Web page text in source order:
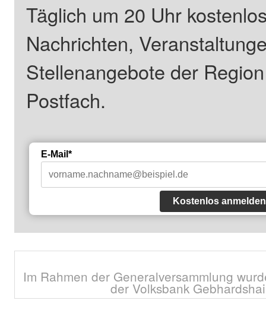
Täglich um 20 Uhr
Nachrichten,
Stellenangebote der
Postfach.
E-Mail*
Kostenlos anmelden
Im Rahmen der Generalversammlung
der Volksbank